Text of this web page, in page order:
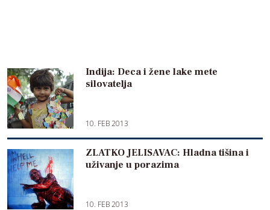
Indija: Deca i žene lake mete
silovatelja
10. FEB 2013
ZLATKO JELISAVAC: Hladna tišina i
uživanje u porazima
10. FEB 2013